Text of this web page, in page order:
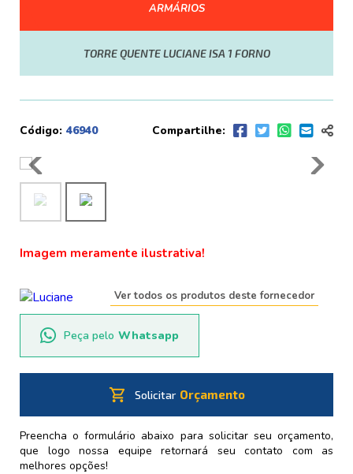
ARMÁRIOS
TORRE QUENTE LUCIANE ISA 1 FORNO
Código: 46940 Compartilhe:
Imagem meramente ilustrativa!
Ver todos os produtos deste fornecedor
Peça pelo Whatsapp
shopping_cart Solicitar Orçamento
Preencha o formulário abaixo para solicitar seu orçamento,
que logo nossa equipe retornará seu contato com as
melhores opções!